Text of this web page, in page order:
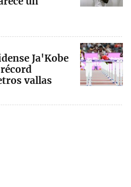
Ja'Kobe
vallas